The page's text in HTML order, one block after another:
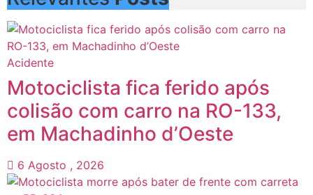
Acidente
Motociclista fica ferido após
colisão com carro na RO-133,
em Machadinho d’Oeste
6 Agosto , 2026